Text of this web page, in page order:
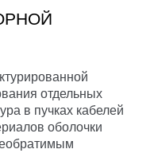
отдельных
в пучках кабелей
оболочки